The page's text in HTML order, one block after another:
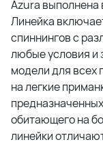
Azura выполнена
Линейка
спиннингов с
любые условия и
модели для всех
на легкие
обитающего на
линейки